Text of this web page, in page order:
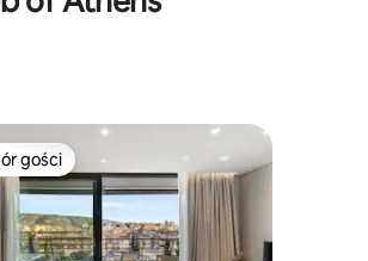
z kategorii Wybór gości
gości